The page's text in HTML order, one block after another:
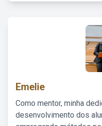
Emelie
Como mentor, minha
desenvolvimento dos